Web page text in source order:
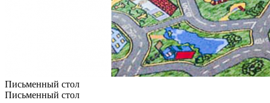
Письменный стол
Письменный стол